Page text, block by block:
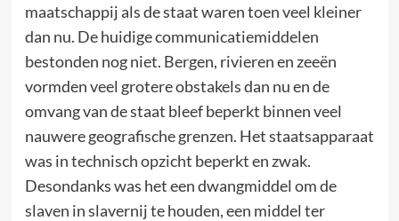
maatschappij als de staat waren toen veel kleiner
dan nu. De huidige communicatiemiddelen
bestonden nog niet. Bergen, rivieren en zeeën
vormden veel grotere obstakels dan nu en de
omvang van de staat bleef beperkt binnen veel
nauwere geografische grenzen. Het staatsapparaat
was in technisch opzicht beperkt en zwak.
Desondanks was het een dwangmiddel om de
slaven in slavernij te houden, een middel ter